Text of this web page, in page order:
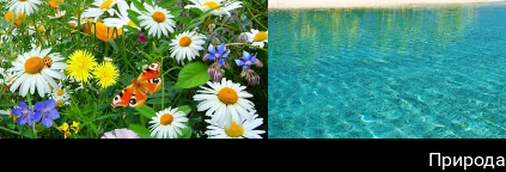
Природа